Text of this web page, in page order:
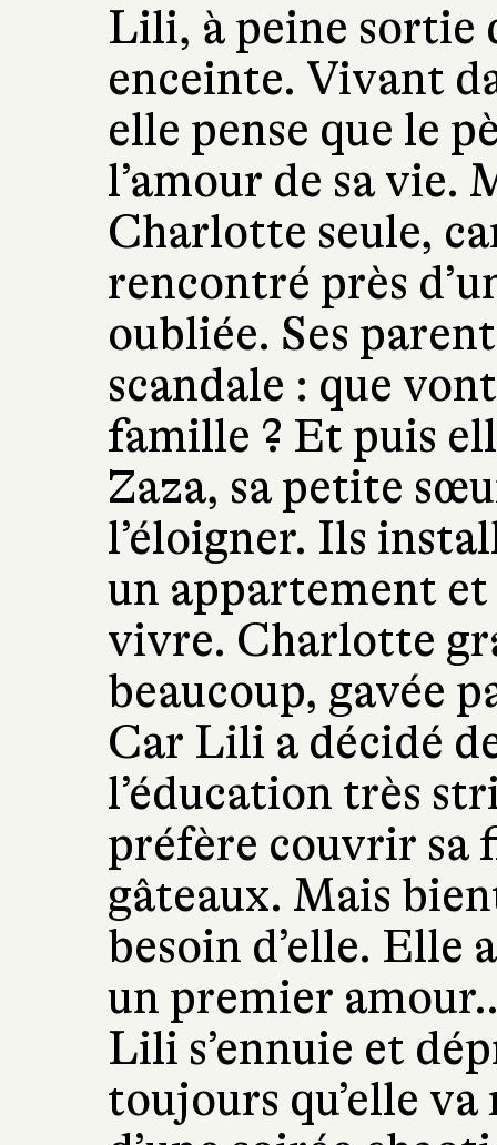
Lili, à peine sortie
enceinte. Vivant
elle pense que le
l’amour de sa vie.
Charlotte seule,
rencontré près
oubliée. Ses
scandale : que
famille ? Et puis
Zaza, sa petite
l’éloigner. Ils
un appartement
vivre. Charlotte
beaucoup, gavée
Car Lili a décidé
l’éducation très
préfère couvrir sa
gâteaux. Mais
besoin d’elle. Elle
un premier
Lili s’ennuie et
toujours qu’elle